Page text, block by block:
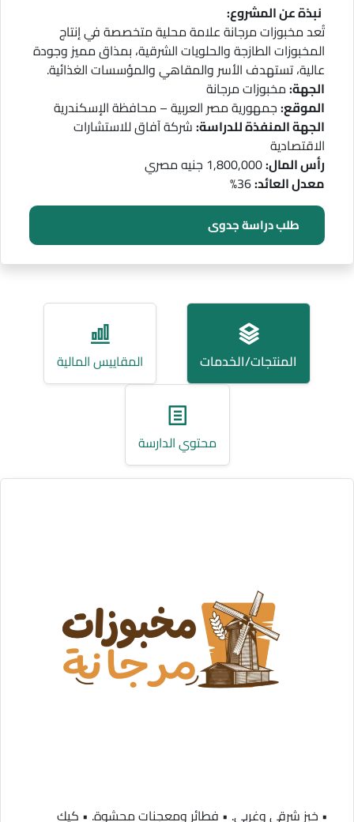
نبذة عن المشروع:
تُعد مخبوزات مرجانة علامة محلية متخصصة في إنتاج
المخبوزات الطازجة والحلويات الشرقية، بمذاق مميز وجودة
عالية، تستهدف الأسر والمقاهي والمؤسسات الغذائية.
الجهة:مخبوزات مرجانة
الموقع:جمهورية مصر العربية – محافظة الإسكندرية
الجهة المنفذة للدراسة:شركة آفاق للاستشارات
الاقتصادية
رأس المال:
معدل العائد:
طلب دراسة جدوى
المنتجات/الخدمات المقاييس المالية
محتوي الدارسة
• خبز شرقي وغربي. • فطائر ومعجنات محشوة. • كيك